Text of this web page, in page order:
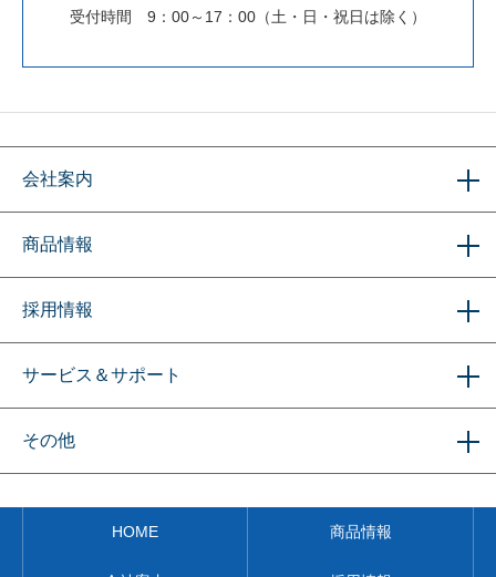
受付時間 9：00～17：00（土・日・祝日は除く）
会社案内
商品情報
採用情報
サービス＆サポート
その他
HOME 商品情報